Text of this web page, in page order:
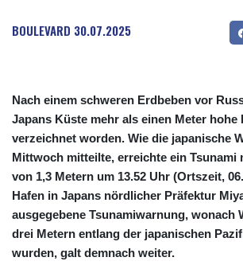
CUC 1.156136
CUP 30.637594
DKK 7.477932
DOP 67.345355
DZD
EGP 57.293288
ERN 17.342035
ETB
FJD 2.553384
FKP 0.8566
GBP 0.856968
BOULEVARD 30.07.2025
Nach einem schweren Erdbeben vor
Japans Küste mehr als einen Meter hohe
verzeichnet worden. Wie die japanische
Mittwoch mitteilte, erreichte ein Tsunami
von 1,3 Metern um 13.52 Uhr (Ortszeit,
Hafen in Japans nördlicher Präfektur
ausgegebene Tsunamiwarnung, wonach
drei Metern entlang der japanischen
wurden, galt demnach weiter.